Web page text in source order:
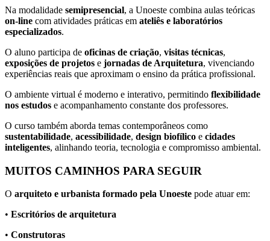
Na modalidade semipresencial, a Unoeste combina aulas teóricas
on-line com atividades práticas em ateliês e laboratórios
especializados.
O aluno participa de oficinas de criação, visitas técnicas,
exposições de projetos e jornadas de Arquitetura, vivenciando
experiências reais que aproximam o ensino da prática profissional.
O ambiente virtual é moderno e interativo, permitindo flexibilidade
nos estudos e acompanhamento constante dos professores.
O curso também aborda temas contemporâneos como
sustentabilidade, acessibilidade, design biofílico e cidades
inteligentes, alinhando teoria, tecnologia e compromisso ambiental.
MUITOS CAMINHOS PARA SEGUIR
O arquiteto e urbanista formado pela Unoeste pode atuar em:
• Escritórios de arquitetura
• Construtoras